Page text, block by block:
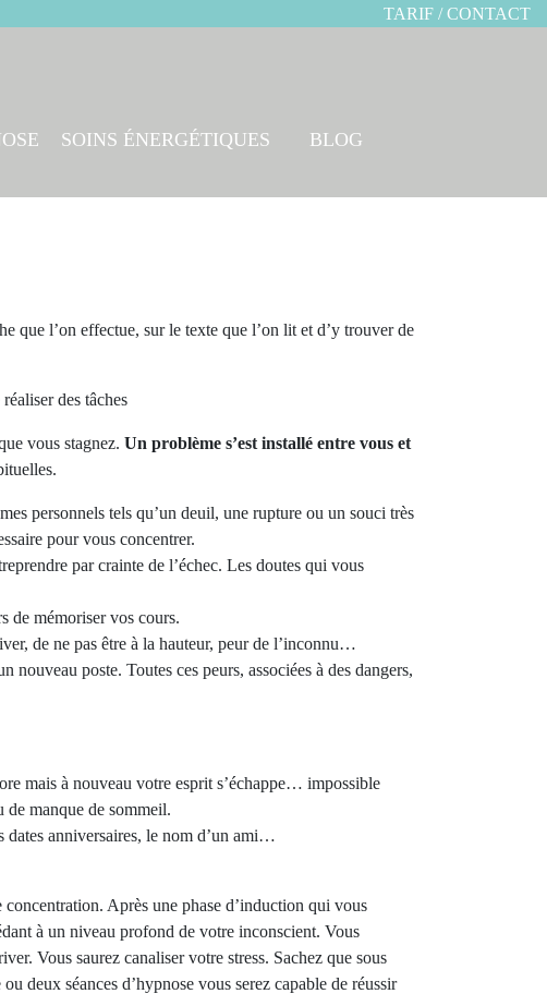
TARIF / CONTACT
SOINS ÉNERGÉTIQUES BLOG
que l’on effectue, sur le texte que l’on lit et d’y trouver de
des tâches
vous stagnez. Un problème s’est installé entre vous et
personnels tels qu’un deuil, une rupture ou un souci très
pour vous concentrer.
par crainte de l’échec. Les doutes qui vous
de mémoriser vos cours.
de ne pas être à la hauteur, peur de l’inconnu…
poste. Toutes ces peurs, associées à des dangers,
mais à nouveau votre esprit s’échappe… impossible
de manque de sommeil.
dates anniversaires, le nom d’un ami…
Après une phase d’induction qui vous
à un niveau profond de votre inconscient. Vous
Vous saurez canaliser votre stress. Sachez que sous
deux séances d’hypnose vous serez capable de réussir